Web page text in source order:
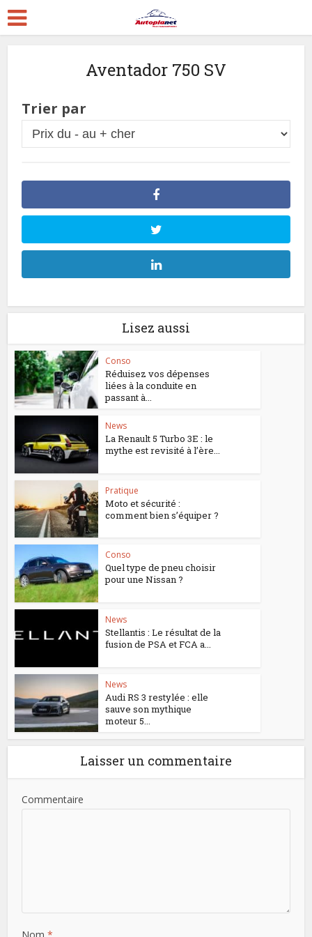
Aventador 750 SV
Trier par
Lisez aussi
Conso
Réduisez vos dépenses
liées à la conduite en
passant à...
News
La Renault 5 Turbo 3E : le
mythe est revisité à l’ère...
Pratique
Moto et sécurité :
comment bien s’équiper ?
Conso
Quel type de pneu choisir
pour une Nissan ?
News
Stellantis : Le résultat de la
fusion de PSA et FCA a...
News
Audi RS 3 restylée : elle
sauve son mythique
moteur 5...
Laisser un commentaire
Commentaire
Nom*